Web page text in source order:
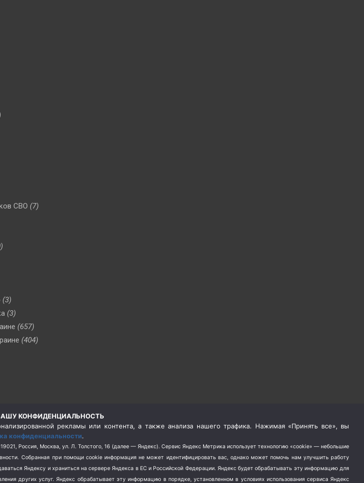
СВО (7)
(3)
(3)
(657)
(404)
КОНФИДЕНЦИАЛЬНОСТЬ
рекламы или контента, а также анализа нашего трафика. Нажимая «Принять все», вы
конфиденциальности.
Россия, Москва, ул. Л. Толстого, 16 (далее — Яндекс). Сервис Яндекс Метрика использует технологию «cookie» — небольшие
Собранная при помощи cookie информация не может идентифицировать вас, однако может помочь нам улучшить работу
Яндексу и храниться на сервере Яндекса в ЕС и Российской Федерации. Яндекс будет обрабатывать эту информацию для
других услуг. Яндекс обрабатывает эту информацию в порядке, установленном в условиях использования сервиса Яндекс